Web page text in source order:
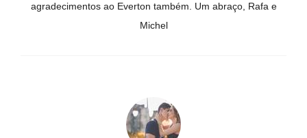
agradecimentos ao Everton também. Um abraço, Rafa e
Michel